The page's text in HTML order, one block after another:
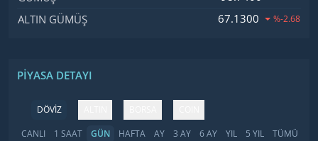
ALTIN GÜMÜŞ 67.1300 %-2.68
PIYASA DETAYI
DÖVİZ
CANLI
1 SAAT GÜN HAFTA AY 3 AY 6 AY YIL 5 YIL TÜMÜ